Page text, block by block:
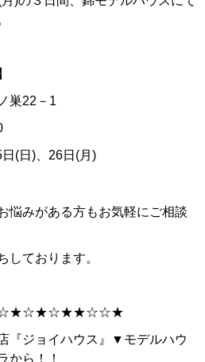
巣22－1
(日)、26日(月)
悩みがある方もお気軽にご相談
しております。
『ジョイハウス』▼モデルハウ
から！！